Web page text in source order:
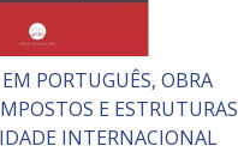
PORTUGUÊS, OBRA
E ESTRUTURAS
INTERNACIONAL